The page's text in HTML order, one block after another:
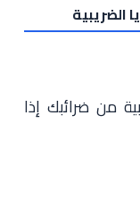
الضريبية
من ضرائبك إذا